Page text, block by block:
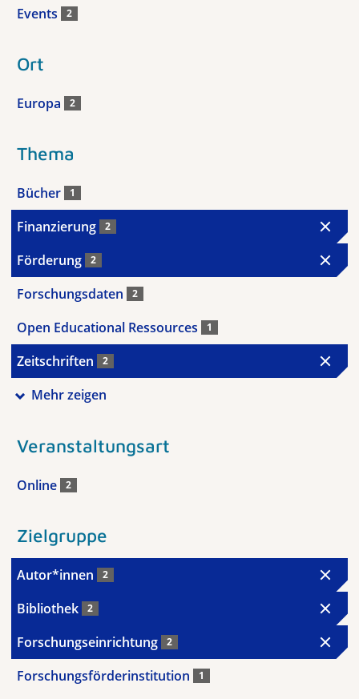
Events 2
Ort
Europa 2
Thema
Bücher 1
Finanzierung 2
Förderung 2
Forschungsdaten 2
Open Educational Ressources 1
Zeitschriften 2
Mehr zeigen
Veranstaltungsart
Online 2
Zielgruppe
Autor*innen 2
Bibliothek 2
Forschungseinrichtung 2
Forschungsförderinstitution 1